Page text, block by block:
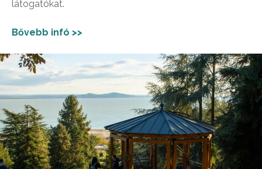
látogatókat.
Bővebb infó >>